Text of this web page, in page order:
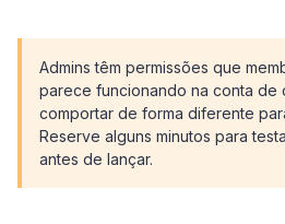
Admins têm permissões que
parece funcionando na conta de
comportar de forma diferente
Reserve alguns minutos para
antes de lançar.